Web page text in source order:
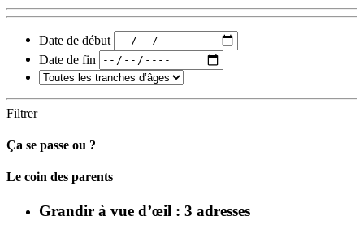
Date de début
Date de fin
Filtrer
Ça se passe ou ?
Carto
Le coin des parents
Grandir à vue d’œil : 3 adresses